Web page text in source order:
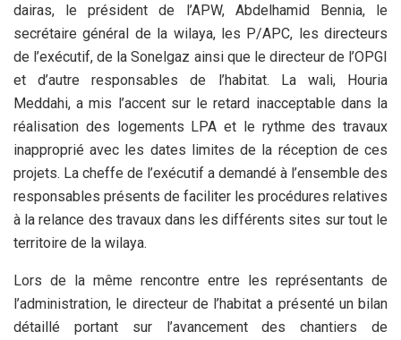
dairas, le président de l’APW, Abdelhamid Bennia, le
secrétaire général de la wilaya, les P/APC, les directeurs
de l’exécutif, de la Sonelgaz ainsi que le directeur de l’OPGI
et d’autre responsables de l’habitat. La wali, Houria
Meddahi, a mis l’accent sur le retard inacceptable dans la
réalisation des logements LPA et le rythme des travaux
inapproprié avec les dates limites de la réception de ces
projets. La cheffe de l’exécutif a demandé à l’ensemble des
responsables présents de faciliter les procédures relatives
à la relance des travaux dans les différents sites sur tout le
territoire de la wilaya.
Lors de la même rencontre entre les représentants de
l’administration, le directeur de l’habitat a présenté un bilan
détaillé portant sur l’avancement des chantiers de